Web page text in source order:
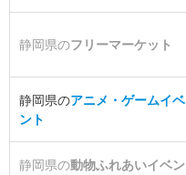
静岡県のフリーマーケット
静岡県のアニメ・ゲームイベ
ント
静岡県の動物ふれあいイベン